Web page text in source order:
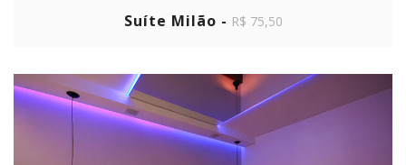
Suíte Milão - R$ 75,50